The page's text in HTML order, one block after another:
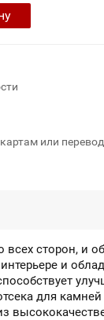
или
всех сторон,
и
для камней